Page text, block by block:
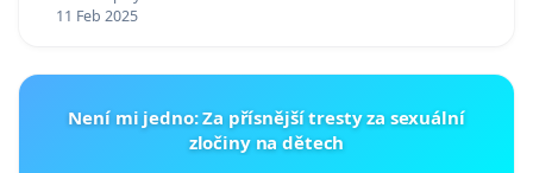
11 Feb 2025
Není mi jedno: Za přísnější tresty za sexuální
zločiny na dětech